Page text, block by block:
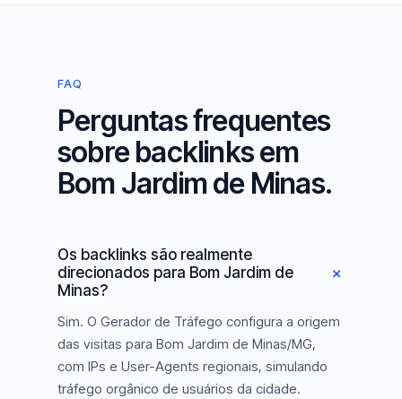
FAQ
Perguntas frequentes
sobre backlinks em
Bom Jardim de Minas.
Os backlinks são realmente
direcionados para Bom Jardim de
Minas?
Sim. O Gerador de Tráfego configura a origem
das visitas para Bom Jardim de Minas/MG,
com IPs e User-Agents regionais, simulando
tráfego orgânico de usuários da cidade.